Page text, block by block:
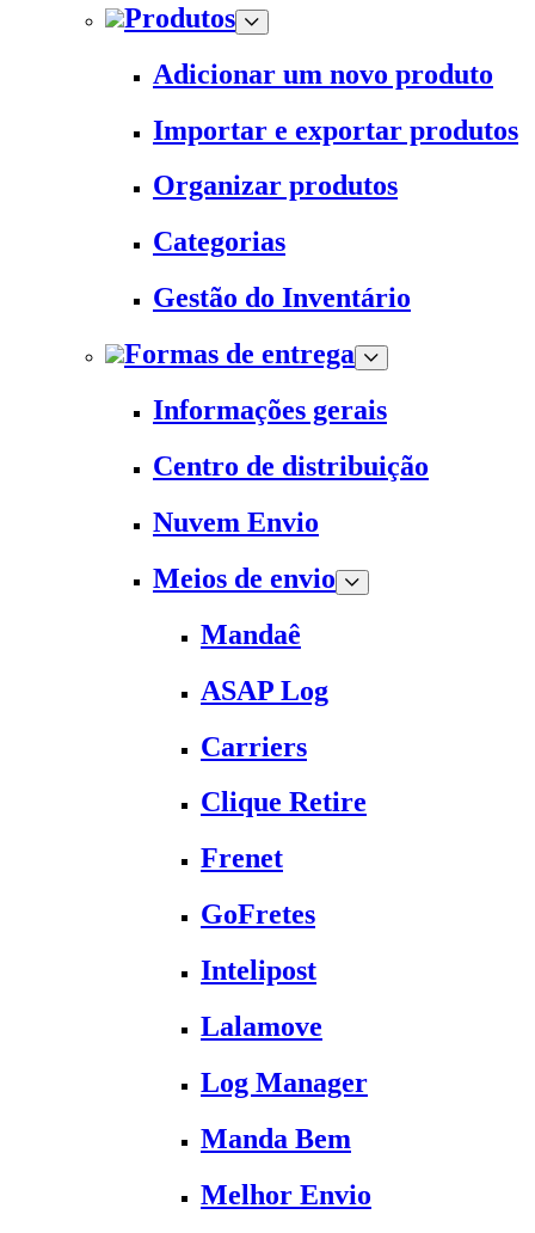
Produtos
Adicionar um novo produto
Importar e exportar produtos
Organizar produtos
Categorias
Gestão do Inventário
Formas de entrega
Informações gerais
Centro de distribuição
Nuvem Envio
Meios de envio
Mandaê
ASAP Log
Carriers
Clique Retire
Frenet
GoFretes
Intelipost
Lalamove
Log Manager
Manda Bem
Melhor Envio